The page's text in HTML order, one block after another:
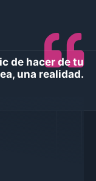
de hacer de tu
una realidad.